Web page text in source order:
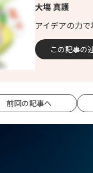
大塲 真護
アイデアの力で
この記事の
前回の記事へ